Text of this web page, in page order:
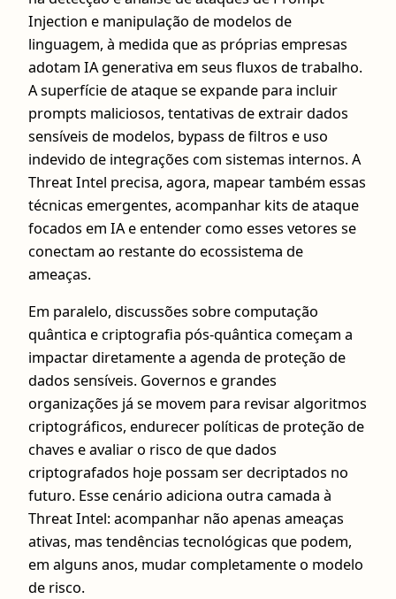
Injection e manipulação de modelos de
linguagem, à medida que as próprias empresas
adotam IA generativa em seus fluxos de trabalho.
A superfície de ataque se expande para incluir
prompts maliciosos, tentativas de extrair dados
sensíveis de modelos, bypass de filtros e uso
indevido de integrações com sistemas internos. A
Threat Intel precisa, agora, mapear também essas
técnicas emergentes, acompanhar kits de ataque
focados em IA e entender como esses vetores se
conectam ao restante do ecossistema de
ameaças.
Em paralelo, discussões sobre computação
quântica e criptografia pós-quântica começam a
impactar diretamente a agenda de proteção de
dados sensíveis. Governos e grandes
organizações já se movem para revisar algoritmos
criptográficos, endurecer políticas de proteção de
chaves e avaliar o risco de que dados
criptografados hoje possam ser decriptados no
futuro. Esse cenário adiciona outra camada à
Threat Intel: acompanhar não apenas ameaças
ativas, mas tendências tecnológicas que podem,
em alguns anos, mudar completamente o modelo
de risco.